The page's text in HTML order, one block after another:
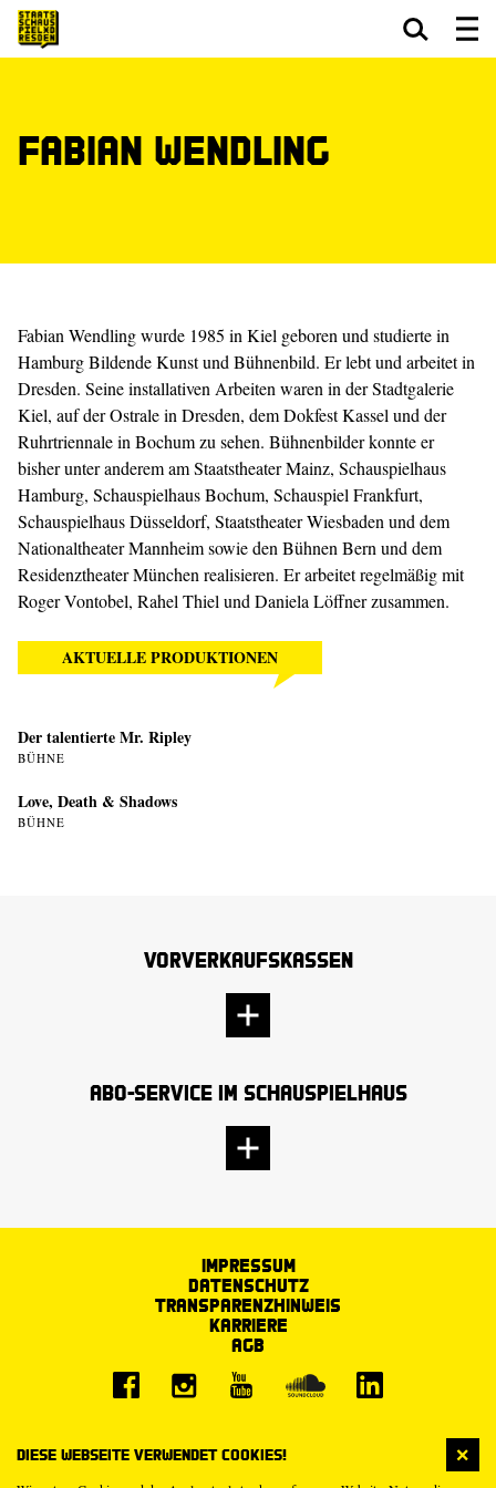
Diese Webseite verwendet Cookies!
Fabian Wendling
Fabian Wendling wurde 1985 in Kiel geboren und studierte in
Hamburg Bildende Kunst und Bühnenbild. Er lebt und arbeitet in
Dresden. Seine installativen Arbeiten waren in der Stadtgalerie
Kiel, auf der Ostrale in Dresden, dem Dokfest Kassel und der
Ruhrtriennale in Bochum zu sehen. Bühnenbilder konnte er
bisher unter anderem am Staatstheater Mainz, Schauspielhaus
Hamburg, Schauspielhaus Bochum, Schauspiel Frankfurt,
Schauspielhaus Düsseldorf, Staatstheater Wiesbaden und dem
Nationaltheater Mannheim sowie den Bühnen Bern und dem
Residenztheater München realisieren. Er arbeitet regelmäßig mit
Roger Vontobel, Rahel Thiel und Daniela Löffner zusammen.
AKTUELLE PRODUKTIONEN
Der talentierte Mr. Ripley
BÜHNE
Love, Death & Shadows
BÜHNE
Vorverkaufskassen
Abo-Service im Schauspielhaus
Impressum
Datenschutz
Transparenzhinweis
Karriere
AGB